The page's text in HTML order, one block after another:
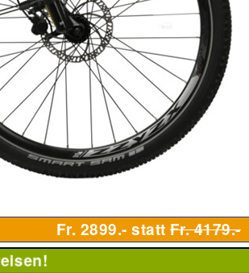
Fr. 2899.- statt Fr. 4179.-